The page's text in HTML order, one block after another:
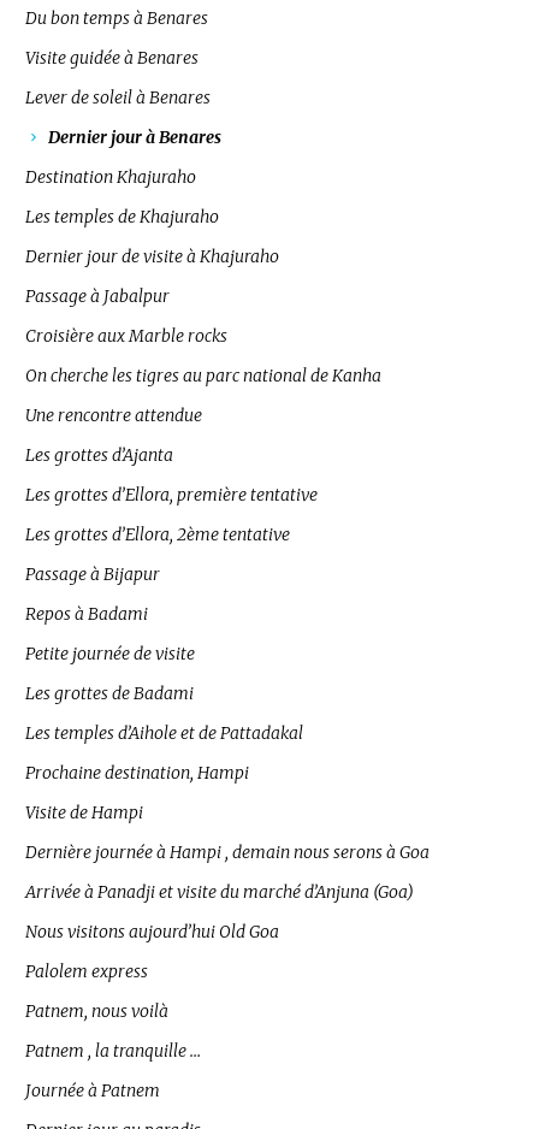
Du bon temps à Benares
Visite guidée à Benares
Lever de soleil à Benares
Dernier jour à Benares
Destination Khajuraho
Les temples de Khajuraho
Dernier jour de visite à Khajuraho
Passage à Jabalpur
Croisière aux Marble rocks
On cherche les tigres au parc national de Kanha
Une rencontre attendue
Les grottes d’Ajanta
Les grottes d’Ellora, première tentative
Les grottes d’Ellora, 2ème tentative
Passage à Bijapur
Repos à Badami
Petite journée de visite
Les grottes de Badami
Les temples d’Aihole et de Pattadakal
Prochaine destination, Hampi
Visite de Hampi
Dernière journée à Hampi , demain nous serons à Goa
Arrivée à Panadji et visite du marché d’Anjuna (Goa)
Nous visitons aujourd’hui Old Goa
Palolem express
Patnem, nous voilà
Patnem , la tranquille …
Journée à Patnem